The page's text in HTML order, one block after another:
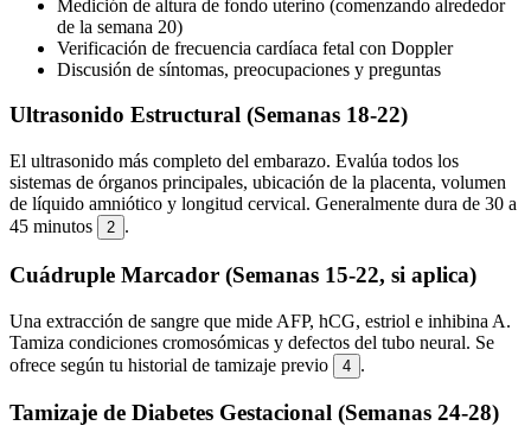
Medición de altura de fondo uterino (comenzando alrededor
de la semana 20)
Verificación de frecuencia cardíaca fetal con Doppler
Discusión de síntomas, preocupaciones y preguntas
Ultrasonido Estructural (Semanas 18-22)
El ultrasonido más completo del embarazo. Evalúa todos los
sistemas de órganos principales, ubicación de la placenta, volumen
de líquido amniótico y longitud cervical. Generalmente dura de 30 a
45 minutos
2 .
Cuádruple Marcador (Semanas 15-22, si aplica)
Una extracción de sangre que mide AFP, hCG, estriol e inhibina A.
Tamiza condiciones cromosómicas y defectos del tubo neural. Se
ofrece según tu historial de tamizaje previo
4 .
Tamizaje de Diabetes Gestacional (Semanas 24-28)